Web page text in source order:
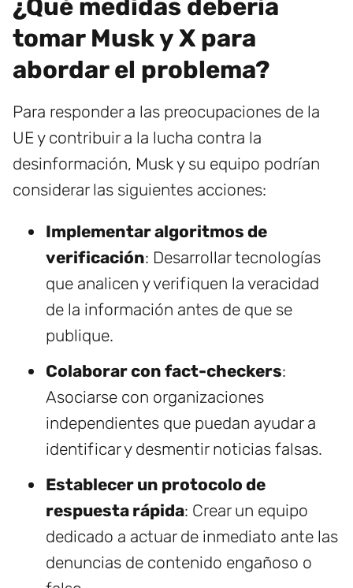
¿Qué medidas debería
tomar Musk y X para
abordar el problema?
Para responder a las preocupaciones de la
UE y contribuir a la lucha contra la
desinformación, Musk y su equipo podrían
considerar las siguientes acciones:
Implementar algoritmos de
verificación: Desarrollar tecnologías
que analicen y verifiquen la veracidad
de la información antes de que se
publique.
Colaborar con fact-checkers:
Asociarse con organizaciones
independientes que puedan ayudar a
identificar y desmentir noticias falsas.
Establecer un protocolo de
respuesta rápida: Crear un equipo
dedicado a actuar de inmediato ante las
denuncias de contenido engañoso o